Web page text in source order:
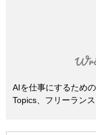
AIを仕事にするため
Topics、フリーラン